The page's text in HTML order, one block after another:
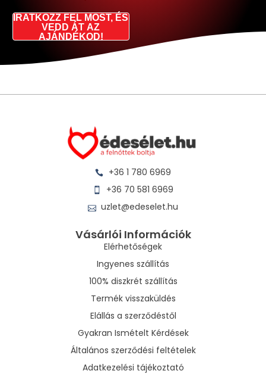
IRATKOZZ FEL MOST, ÉS
VEDD ÁT AZ
AJÁNDÉKOD!
+36 1 780 6969
+36 70 581 6969
uzlet@edeselet.hu
Vásárlói Információk
Elérhetőségek
Ingyenes szállítás
100% diszkrét szállítás
Termék visszaküldés
Elállás a szerződéstől
Gyakran Ismételt Kérdések
Általános szerződési feltételek
Adatkezelési tájékoztató